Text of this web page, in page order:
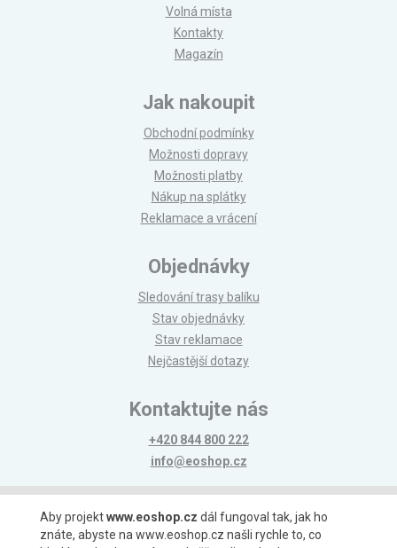
Volná místa
Kontakty
Magazín
Jak nakoupit
Obchodní podmínky
Možnosti dopravy
Možnosti platby
Nákup na splátky
Reklamace a vrácení
Objednávky
Sledování trasy balíku
Stav objednávky
Stav reklamace
Nejčastější dotazy
Kontaktujte nás
+420 844 800 222
info@eoshop.cz
Možnosti platby
Aby projektwww.eoshop.cz dál fungoval tak, jak ho
znáte, abyste na www.eoshop.cz našli rychle to, co